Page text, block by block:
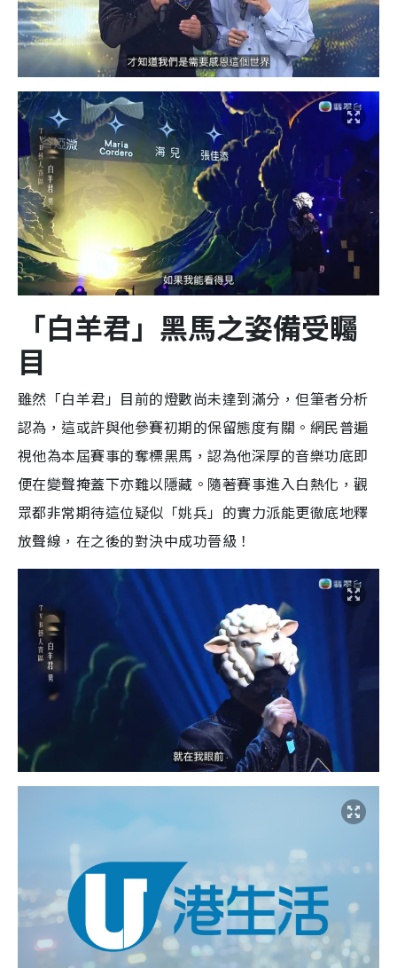
「白羊君」黑馬之姿備受矚
目
雖然「白羊君」目前的燈數尚未達到滿分，但筆者分析
認為，這或許與他參賽初期的保留態度有關。網民普遍
視他為本屆賽事的奪標黑馬，認為他深厚的音樂功底即
便在變聲掩蓋下亦難以隱藏。隨著賽事進入白熱化，觀
眾都非常期待這位疑似「姚兵」的實力派能更徹底地釋
放聲線，在之後的對決中成功晉級！